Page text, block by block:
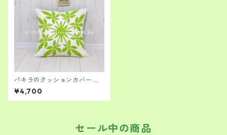
パキラのクッションカバー 明
るいリビングに。ハワイアン
キルト キット キルト経験者
さん～
¥4,700
セール中の商品